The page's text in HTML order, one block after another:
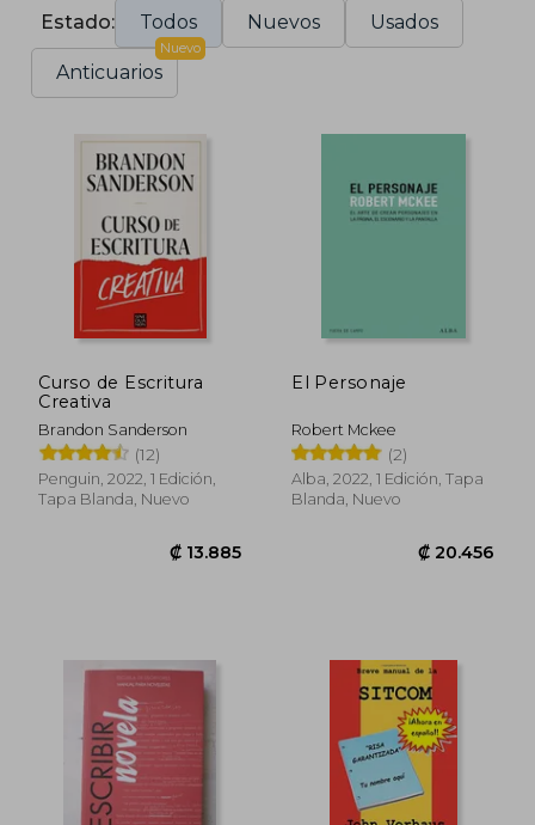
Estado: Todos Nuevos Usados
Anticuarios
Nuevo
Curso de Escritura
Creativa
Brandon Sanderson
(12)
Penguin, 2022, 1 Edición,
Tapa Blanda, Nuevo
El Personaje
Robert Mckee
(2)
Alba, 2022, 1 Edición, Tapa
Blanda, Nuevo